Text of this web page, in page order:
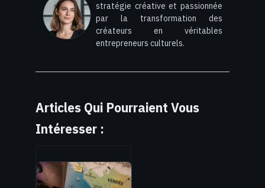
stratégie créative et passionnée
par la transformation des
créateurs en véritables
entrepreneurs culturels.
Articles Qui Pourraient Vous
Intéresser :